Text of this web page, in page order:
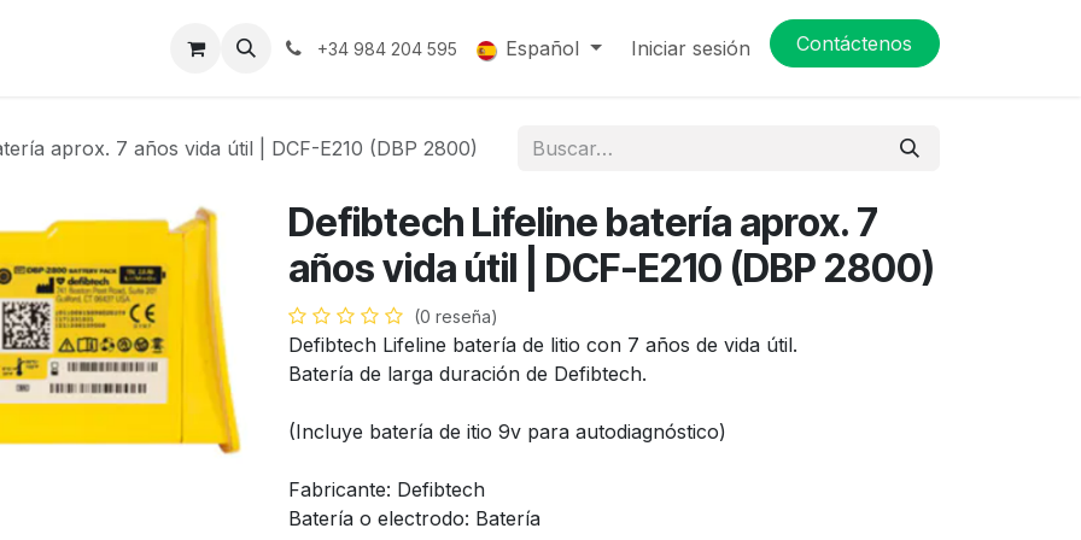
+34 984 204 595 Español Iniciar sesión Contáctenos
aprox. 7 años vida útil | DCF-E210 (DBP 2800)
Defibtech Lifeline batería aprox. 7
años vida útil | DCF-E210 (DBP 2800)
(0 reseña)
Defibtech Lifeline batería de litio con 7 años de vida útil.
Batería de larga duración de Defibtech.
(Incluye batería de itio 9v para autodiagnóstico)
Fabricante: Defibtech
Batería o electrodo: Batería